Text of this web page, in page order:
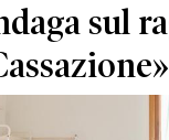
sul